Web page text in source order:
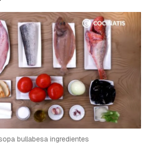
bullabesa ingredientes